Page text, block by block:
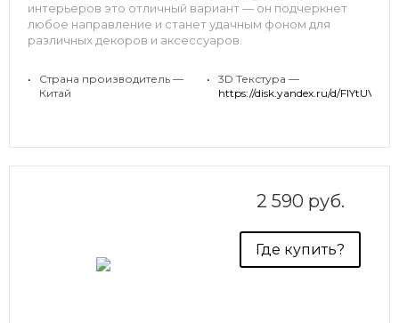
интерьеров это отличный вариант — он подчеркнет
любое направление и станет удачным фоном для
различных декоров и аксессуаров.
благодаря 100% водостойкости подходит для влажных
•
Страна производитель —
Китай
•
3D Текстура —
https://disk.yandex.ru/d/
2 590 руб.
Где купить?